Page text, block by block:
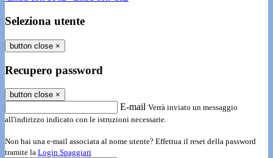
Seleziona utente
button close ×
Recupero password
button close ×
E-mail Verrà inviato un messaggio
all'indirizzo indicato con le istruzioni necessarie.
Non hai una e-mail associata al nome utente? Effettua il reset della password
tramite la Login Spaggiari